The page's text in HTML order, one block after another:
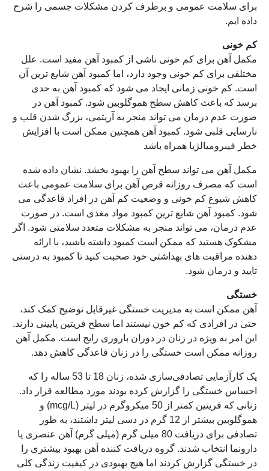
برای سلامت عمومی و برطرف کردن مشکلات جسمی را شرح
داده ایم.
کم خونی
مکمل آهن برای کم خونی ناشی از کمبود آهن مفید است. علل
مختلفی برای کم خونی وجود دارد، اما کمبود آهن شایع ترین آن
است. کم خونی زمانی ایجاد می شود که کمبود آهن به حدی
برسد که باعث کاهش سطح هموگلوبین شود. کمبود آهن در
صورت عدم درمان می تواند منجر به آریتمی، بزرگ شدن قلب و
نارسایی قلبی شود. کمبود آهن همچنین ممکن است با افزایش
خطر فیبرومیالژیا همراه باشد
مکمل آهن می تواند سطح آهن را بهبود بخشد. نشان داده شده
است که مصرف روزانه قرص آهن برای سلامت عمومی باعث
کاهش شیوع کم خونی و وضعیت کم آهن در افراد قاعدگی می
شود. کمبود آهن شایع ترین کمبود مواد مغذی است. در صورت
عدم درمان، می تواند منجر به مشکلات متعدد سلامتی شود. اگر
مشکوک هستید که ممکن است کمبود داشته باشید، با ارائه
دهنده مراقبت های بهداشتی خود صحبت کنید تا کمبود به درستی
تایید و درمان شود.
خستگی
آهن ممکن است به مدیریت خستگی غیرقابل توضیح کمک کند،
حتی در افرادی که کم خون نیستند اما سطح فریتین پایینی دارند.
این امر به ویژه در زنان در دوران باروری رایج است. مکمل آهن
روزانه ممکن است خستگی را در زنان قاعدگی کاهش دهد.
یک کارآزمایی تصادفی‌سازی شده، زنان 18 تا 53 ساله را که
احساس خستگی را گزارش کرده بودند مورد مطالعه قرار داد.
زنانی که فریتین کمتر از 50 میکروگرم در لیتر (mcg/L) و
هموگلوبین بیشتر از 12 گرم در دسی لیتر داشتند، به طور
تصادفی برای دریافت 80 میلی گرم (میلی گرم) آهن عنصری یا
دارونما انتخاب شدند. گروه دریافت کننده آهن بهبود بیشتری را
در خستگی گزارش کردند اما هیچ بهبودی در کیفیت زندگی کلی